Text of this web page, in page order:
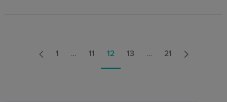
1 … 11 12 13 … 21